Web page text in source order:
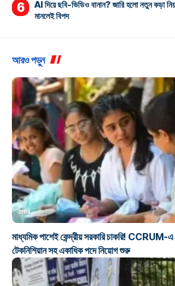
AI দিয়ে ছবি-ভিডিও বানান? জারি হলো নতুন কড়া
মানলেই বিপদ
আরও পড়ুন
চাকরি
মাধ্যমিক পাশেই কেন্দ্রীয় সরকারি চাকরি! CCRUM-এ
টেকনিশিয়ান সহ একাধিক পদে নিয়োগ শুরু